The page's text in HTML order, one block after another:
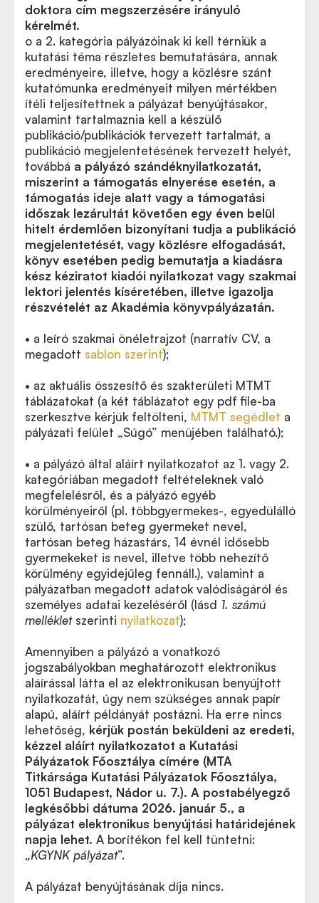
doktora cím megszerzésére irányuló
kérelmét.
o a 2. kategória pályázóinak ki kell térniük a
kutatási téma részletes bemutatására, annak
eredményeire, illetve, hogy a közlésre szánt
kutatómunka eredményeit milyen mértékben
ítéli teljesítettnek a pályázat benyújtásakor,
valamint tartalmaznia kell a készülő
publikáció/publikációk tervezett tartalmát, a
publikáció megjelentetésének tervezett helyét,
továbbá a pályázó szándéknyilatkozatát,
miszerint a támogatás elnyerése esetén, a
támogatás ideje alatt vagy a támogatási
időszak lezárultát követően egy éven belül
hitelt érdemlően bizonyítani tudja a publikáció
megjelentetését, vagy közlésre elfogadását,
könyv esetében pedig bemutatja a kiadásra
kész kéziratot kiadói nyilatkozat vagy szakmai
lektori jelentés kíséretében, illetve igazolja
részvételét az Akadémia könyvpályázatán.
• a leíró szakmai önéletrajzot (narratív CV, a
megadott sablon szerint);
• az aktuális összesítő és szakterületi MTMT
táblázatokat (a két táblázatot egy pdf file-ba
szerkesztve kérjük feltölteni, MTMT segédlet a
pályázati felület „Súgó” menüjében található.);
• a pályázó által aláírt nyilatkozatot az 1. vagy 2.
kategóriában megadott feltételeknek való
megfelelésről, és a pályázó egyéb
körülményeiről (pl. többgyermekes-, egyedülálló
szülő, tartósan beteg gyermeket nevel,
tartósan beteg házastárs, 14 évnél idősebb
gyermekeket is nevel, illetve több nehezítő
körülmény egyidejűleg fennáll.), valamint a
pályázatban megadott adatok valódiságáról és
személyes adatai kezeléséről (lásd 1. számú
mellékletszerinti nyilatkozat);
Amennyiben a pályázó a vonatkozó
jogszabályokban meghatározott elektronikus
aláírással látta el az elektronikusan benyújtott
nyilatkozatát, úgy nem szükséges annak papír
alapú, aláírt példányát postázni. Ha erre nincs
lehetőség, kérjük postán beküldeni az eredeti,
kézzel aláírt nyilatkozatot a Kutatási
Pályázatok Főosztálya címére (MTA
Titkársága Kutatási Pályázatok Főosztálya,
1051 Budapest, Nádor u. 7.). A postabélyegző
legkésőbbi dátuma 2026. január 5., a
pályázat elektronikus benyújtási határidejének
napja lehet. A borítékon fel kell tüntetni:
„KGYNK pályázat”.
A pályázat benyújtásának díja nincs.